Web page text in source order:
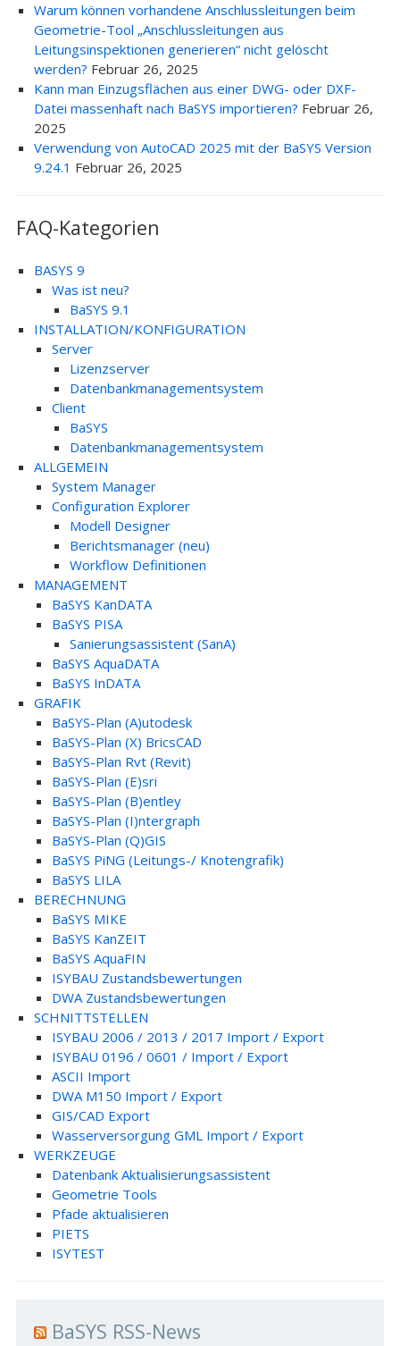
Warum können vorhandene Anschlussleitungen beim
Geometrie-Tool „Anschlussleitungen aus
Leitungsinspektionen generieren“ nicht gelöscht
werden? Februar 26, 2025
Kann man Einzugsflächen aus einer DWG- oder DXF-
Datei massenhaft nach BaSYS importieren? Februar 26,
2025
Verwendung von AutoCAD 2025 mit der BaSYS Version
9.24.1 Februar 26, 2025
FAQ-Kategorien
BASYS 9
Was ist neu?
BaSYS 9.1
INSTALLATION/KONFIGURATION
Server
Lizenzserver
Datenbankmanagementsystem
Client
BaSYS
Datenbankmanagementsystem
ALLGEMEIN
System Manager
Configuration Explorer
Modell Designer
Berichtsmanager (neu)
Workflow Definitionen
MANAGEMENT
BaSYS KanDATA
BaSYS PISA
Sanierungsassistent (SanA)
BaSYS AquaDATA
BaSYS InDATA
GRAFIK
BaSYS-Plan (A)utodesk
BaSYS-Plan (X) BricsCAD
BaSYS-Plan Rvt (Revit)
BaSYS-Plan (E)sri
BaSYS-Plan (B)entley
BaSYS-Plan (I)ntergraph
BaSYS-Plan (Q)GIS
BaSYS PiNG (Leitungs-/ Knotengrafik)
BaSYS LILA
BERECHNUNG
BaSYS MIKE
BaSYS KanZEIT
BaSYS AquaFIN
ISYBAU Zustandsbewertungen
DWA Zustandsbewertungen
SCHNITTSTELLEN
ISYBAU 2006 / 2013 / 2017 Import / Export
ISYBAU 0196 / 0601 / Import / Export
ASCII Import
DWA M150 Import / Export
GIS/CAD Export
Wasserversorgung GML Import / Export
WERKZEUGE
Datenbank Aktualisierungsassistent
Geometrie Tools
Pfade aktualisieren
PIETS
ISYTEST
BaSYS RSS-News